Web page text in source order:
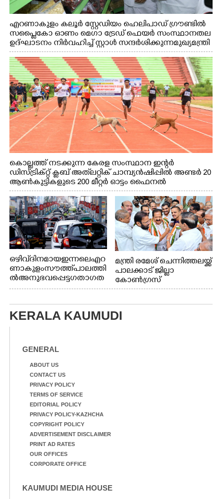
എറണാകുളം കലൂർ സ്റ്റേഡിയം ഹെലിപാഡ് ഗ്രൗണ്ടിൽ
സപ്ളൈകോ ഓണം മെഗാ ട്രേഡ് ഫെയർ സംസ്ഥാനതല
ഉദ്ഘാടനം നിർവഹിച്ച് സ്റ്റാൾ സന്ദർശിക്കുന്ന മുഖ്യമന്ത്രി
വി.ഡി. സതീശൻ. മന്ത്രി അനൂപ് ജേക്കബ് സമീപം
കൊല്ലത്ത് നടക്കുന്ന കേരള സംസ്ഥാന ഇന്റർ
ഡിസ്ട്രിക്റ്റ് ക്ലബ് അത്‌ലറ്റിക് ചാമ്പ്യൻഷിപ്പിൽ അണ്ടർ 20
ആൺകുട്ടികളുടെ 200 മീറ്റർ ഓട്ടം ഫൈനൽ
മത്സരത്തിനിടെ സിന്തറ്റിക് ട്രാക്കിന് കുറുകെ ഓടുന്ന
നായകൾ.
ഒഴിവ് ദിനമായ ഇന്നലെ എറ
ണാകുളം സൗത്ത് പാലത്തി
ൽ അനുഭവപ്പെട്ട ഗതാഗത
ക്കുരുക്ക്
മന്ത്രി രമേശ് ചെന്നിത്തലയ്ക്ക്
പാലക്കാട് ജില്ലാ
കോൺഗ്രസ്
KERALA KAUMUDI
GENERAL
ABOUT US
CONTACT US
PRIVACY POLICY
TERMS OF SERVICE
EDITORIAL POLICY
PRIVACY POLICY-KAZHCHA
COPYRIGHT POLICY
ADVERTISEMENT DISCLAIMER
PRINT AD RATES
OUR OFFICES
CORPORATE OFFICE
KAUMUDI MEDIA HOUSE